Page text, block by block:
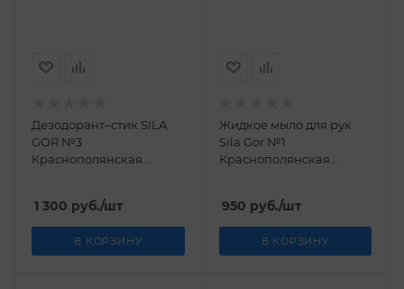
Дезодорант–стик SILA
GOR №3
Краснополянская
1 300 руб./шт
В КОРЗИНУ
Жидкое мыло для рук
Sila Gor №1
Краснополянская
950 руб./шт
В КОРЗИНУ